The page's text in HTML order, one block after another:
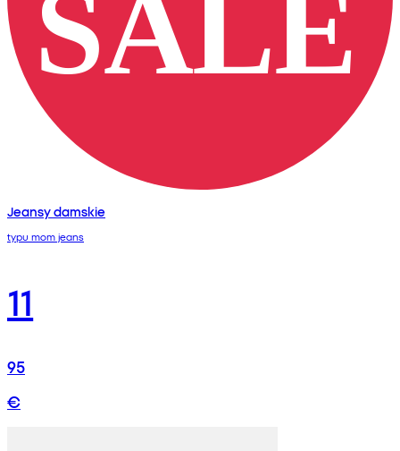
Jeansy damskie
typu mom jeans
11
95
€